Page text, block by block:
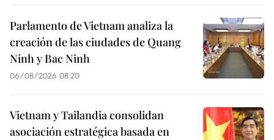
Parlamento de Vietnam analiza la
creación de las ciudades de Quang
Ninh y Bac Ninh
06/08/2026 08:20
Vietnam y Tailandia consolidan
asociación estratégica basada en